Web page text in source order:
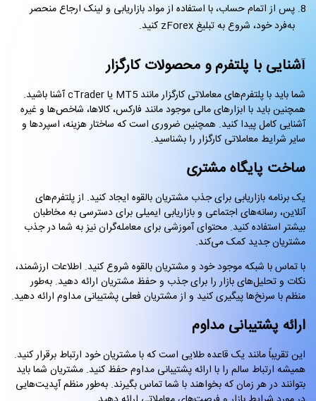
پس از اتمام حساب، با استفاده از مواد بازاریابی و لینک ارجاع منحصر
به‌فرد خود، شروع به تبلیغ zForex کنید.
آشنایی با پلتفرم و محصولات کارگزار
شما باید با پلتفرم‌های معاملاتی کارگزار مانند MT5 یا cTrader آشنا باشید.
همچنین باید با ابزارهای مالی موجود مانند فارکس، کالاها، شاخص‌ها و غیره
آشنایی کامل پیدا کنید. همچنین ضروری است که ساختار هزینه، اسپردها و
سایر شرایط معاملاتی کارگزار را بشناسید.
ساخت پایگاه مشتری
یک برنامه بازاریابی برای جذب مشتریان بالقوه ایجاد کنید. از پلتفرم‌های
آنلاین، رسانه‌های اجتماعی و بازاریابی ایمیلی برای دسترسی به مخاطبان
بیشتر استفاده کنید. محتوای آموزشی برای معامله‌گران نیز به شما در جذب
مشتریان جدید کمک می‌کند.
با تماس با شبکه موجود خود و مشتریان بالقوه شروع کنید. اطلاعات ارزشمند،
نکات و تحلیل‌های بازار را برای جذب و حفظ مشتریان ارائه دهید. به‌طور
منظم با سرنخ‌ها پیگیری کنید و از مشتریان فعلی پشتیبانی مداوم ارائه دهید.
ارائه پشتیبانی مداوم
این تقریباً مانند یک قاعده طلایی است که با مشتریان خود ارتباط برقرار کنید.
همیشه ارتباط سالم را با ارائه پشتیبانی مداوم حفظ کنید. مشتریان شما باید
بتوانند در هر زمان که بخواهند با شما تماس بگیرند. به‌طور منظم آپدیت‌هایی